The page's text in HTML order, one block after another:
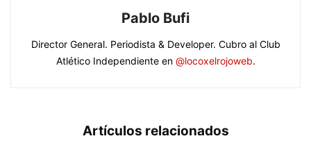
Pablo Bufi
Director General. Periodista & Developer. Cubro al Club
Atlético Independiente en @locoxelrojoweb.
Artículos relacionados